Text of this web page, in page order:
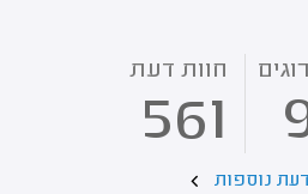
חוות דעת
561
נוספות